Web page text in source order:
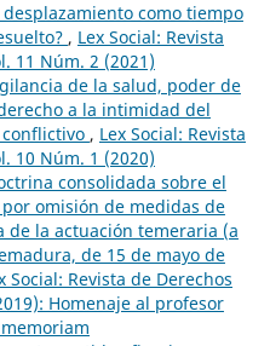
desplazamiento como tiempo
, Lex Social: Revista
11 Núm. 2 (2021)
de la salud, poder de
a la intimidad del
, Lex Social: Revista
10 Núm. 1 (2020)
consolidada sobre el
omisión de medidas de
la actuación temeraria (a
de 15 de mayo de
Social: Revista de Derechos
Homenaje al profesor